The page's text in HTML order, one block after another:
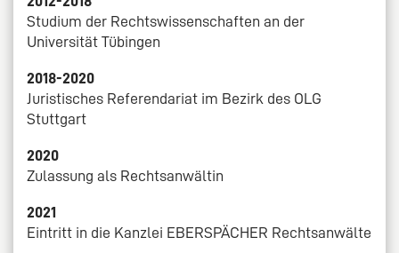
Studium der Rechtswissenschaften an der
Universität Tübingen
2018-2020
Juristisches Referendariat im Bezirk des OLG
Stuttgart
2020
Zulassung als Rechtsanwältin
2021
Eintritt in die Kanzlei EBERSPÄCHER Rechtsanwälte